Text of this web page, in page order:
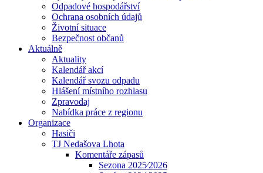
Odpadové hospodářství
Ochrana osobních údajů
Životní situace
Bezpečnost občanů
Aktuálně
Aktuality
Kalendář akcí
Kalendář svozu odpadu
Hlášení místního rozhlasu
Zpravodaj
Nabídka práce z regionu
Organizace
Hasiči
TJ Nedašova Lhota
Komentáře zápasů
Sezona 2025⁄2026